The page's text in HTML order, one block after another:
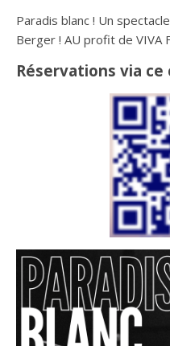
Paradis blanc ! Un
Berger ! AU profit de VIVA
Réservations via ce